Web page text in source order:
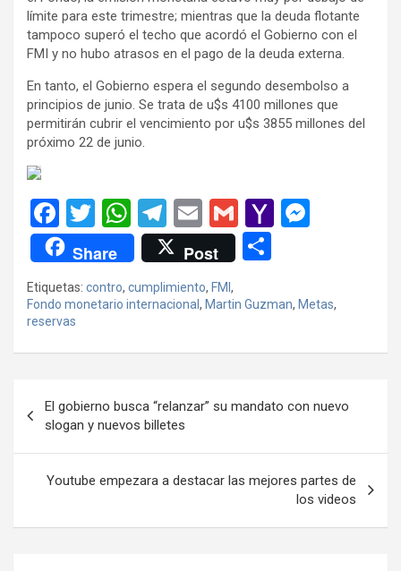
límite para este trimestre; mientras que la deuda flotante
tampoco superó el techo que acordó el Gobierno con el
FMI y no hubo atrasos en el pago de la deuda externa.
En tanto, el Gobierno espera el segundo desembolso a
principios de junio. Se trata de u$s 4100 millones que
permitirán cubrir el vencimiento por u$s 3855 millones del
próximo 22 de junio.
F
a
ce
b
o
o
T
wi
tt
er
W
h
at
s
p
T
el
e
gr
m
E
m
ail
G
m
ail
Y
o
M
n
er
Share Post
m
ar
Etiquetas: contro, cumplimiento, FMI ,
Fondo monetario internacional , Martin Guzman, Metas,
reservas
de
entradas
El gobierno busca “relanzar” su mandato con nuevo
slogan y nuevos billetes
Youtube empezara a destacar las mejores partes de
los videos